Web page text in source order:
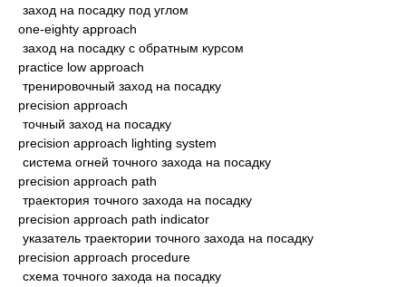
заход на посадку под углом
one-eighty approach
заход на посадку с обратным курсом
practice low approach
тренировочный заход на посадку
precision approach
точный заход на посадку
precision approach lighting system
система огней точного захода на посадку
precision approach path
траектория точного захода на посадку
precision approach path indicator
указатель траектории точного захода на посадку
precision approach procedure
схема точного захода на посадку